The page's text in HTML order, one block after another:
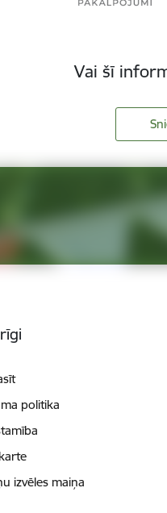
Vai šī
politika
izvēles maiņa